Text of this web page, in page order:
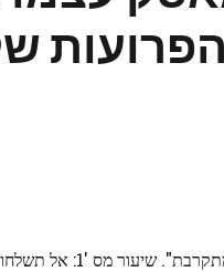
העניינים לא הולכים כל כך גדולים עבור הדוג הגדול, שכן שיעורי האג"ח ממשיכים לעלות וג'יימס קרוויל מנבא "קריסה מתקרבת". שיעור מס '1: אל תשלחו